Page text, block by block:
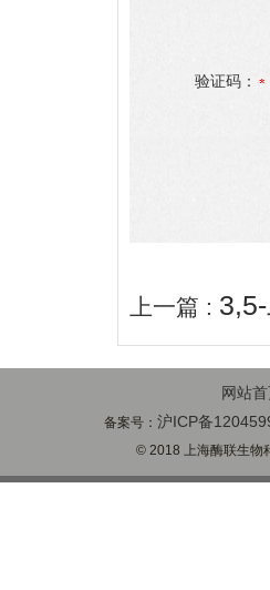
验证码：
上一篇 :
网站
备案号：沪ICP备
© 2018 上海酶联生物